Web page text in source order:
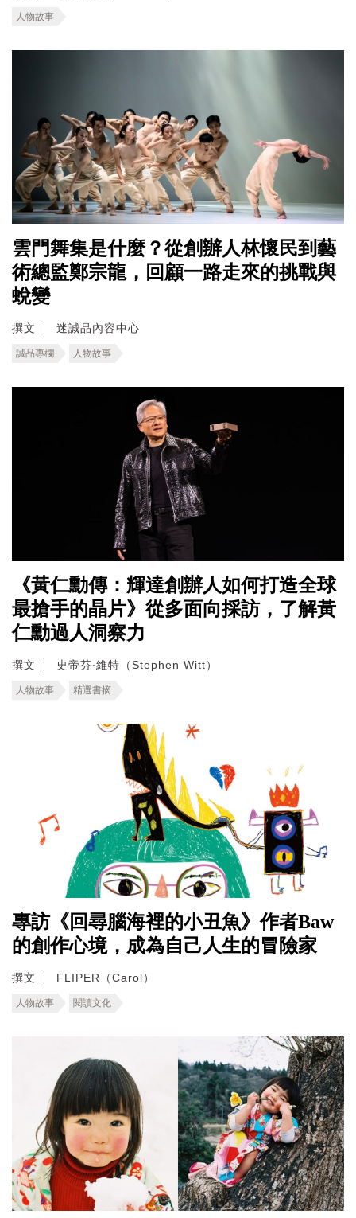
人物故事
雲門舞集是什麼？從創辦人林懷民到藝
術總監鄭宗龍，回顧一路走來的挑戰與
蛻變
撰文 迷誠品內容中心
誠品專欄 人物故事
《黃仁勳傳：輝達創辦人如何打造全球
最搶手的晶片》從多面向採訪，了解黃
仁勳過人洞察力
撰文 史帝芬‧維特（Stephen Witt）
人物故事 精選書摘
專訪《回尋腦海裡的小丑魚》作者Baw
的創作心境，成為自己人生的冒險家
撰文 FLIPER（Carol）
人物故事 閱讀文化